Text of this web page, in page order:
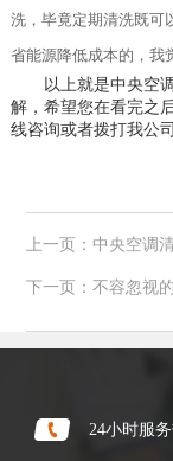
洗，毕竟定期清洗既可
省能源降低成本的，我
以上就是中央空调
解，希望您在看完之
线咨询或者拨打我公
上一页：中央空调
下一页：不容忽视
24小时服